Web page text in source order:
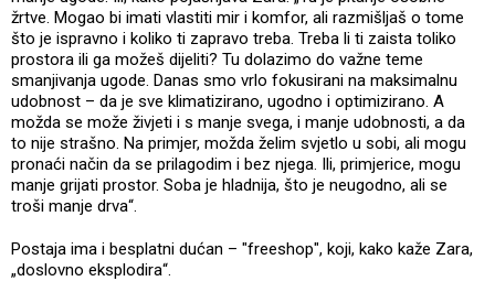
žrtve. Mogao bi imati vlastiti mir i komfor, ali razmišljaš o tome
što je ispravno i koliko ti zapravo treba. Treba li ti zaista toliko
prostora ili ga možeš dijeliti? Tu dolazimo do važne teme
smanjivanja ugode. Danas smo vrlo fokusirani na maksimalnu
udobnost – da je sve klimatizirano, ugodno i optimizirano. A
možda se može živjeti i s manje svega, i manje udobnosti, a da
to nije strašno. Na primjer, možda želim svjetlo u sobi, ali mogu
pronaći način da se prilagodim i bez njega. Ili, primjerice, mogu
manje grijati prostor. Soba je hladnija, što je neugodno, ali se
troši manje drva“.
Postaja ima i besplatni dućan – "freeshop", koji, kako kaže Zara,
„doslovno eksplodira“.